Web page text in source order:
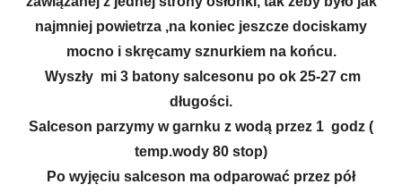
najmniej powietrza ,na koniec jeszcze dociskamy
mocno i skręcamy sznurkiem na końcu.
Wyszły mi 3 batony salcesonu po ok 25-27 cm
długości.
Salceson parzymy w garnku z wodą przez 1 godz (
temp.wody 80 stop)
Po wyjęciu salceson ma odparować przez pół